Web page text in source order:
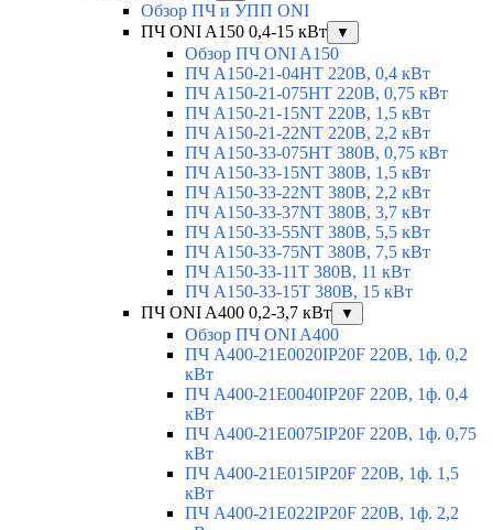
Обзор ПЧ и УПП ONI
ПЧ ONI A150 0,4-15 кВт
▼
Обзор ПЧ ONI A150
ПЧ A150-21-04HT 220В, 0,4 кВт
ПЧ A150-21-075HT 220В, 0,75 кВт
ПЧ A150-21-15NT 220В, 1,5 кВт
ПЧ A150-21-22NT 220В, 2,2 кВт
ПЧ A150-33-075HT 380В, 0,75 кВт
ПЧ A150-33-15NT 380В, 1,5 кВт
ПЧ A150-33-22NT 380В, 2,2 кВт
ПЧ A150-33-37NT 380В, 3,7 кВт
ПЧ A150-33-55NT 380В, 5,5 кВт
ПЧ A150-33-75NT 380В, 7,5 кВт
ПЧ A150-33-11T 380В, 11 кВт
ПЧ A150-33-15T 380В, 15 кВт
ПЧ ONI A400 0,2-3,7 кВт
▼
Обзор ПЧ ONI A400
ПЧ A400-21E0020IP20F 220В, 1ф. 0,2
кВт
ПЧ A400-21E0040IP20F 220В, 1ф. 0,4
кВт
ПЧ A400-21E0075IP20F 220В, 1ф. 0,75
кВт
ПЧ A400-21E015IP20F 220В, 1ф. 1,5
кВт
ПЧ A400-21E022IP20F 220В, 1ф. 2,2